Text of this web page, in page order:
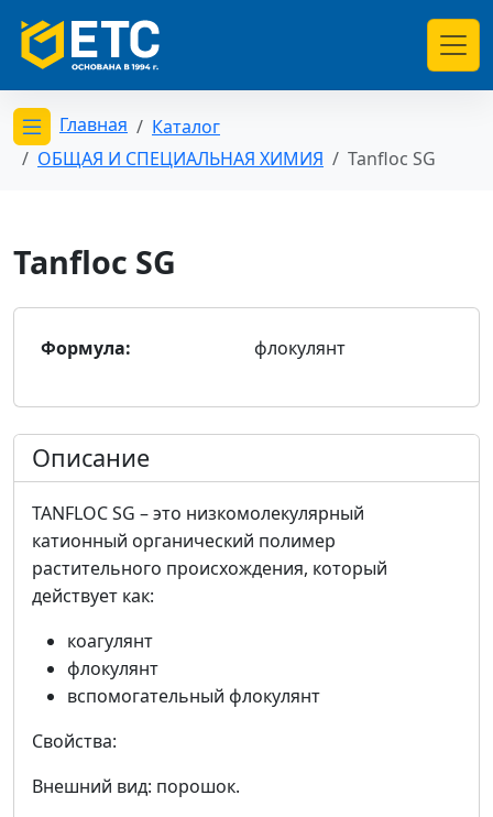
Открыть меню категорий
Главная
Каталог
ОБЩАЯ И СПЕЦИАЛЬНАЯ ХИМИЯ
Tanfloc SG
Tanfloc SG
Формула: флокулянт
Описание
TANFLOC SG – это низкомолекулярный
катионный органический полимер
растительного происхождения, который
действует как:
коагулянт
флокулянт
вспомогательный флокулянт
Свойства:
Внешний вид: порошок.